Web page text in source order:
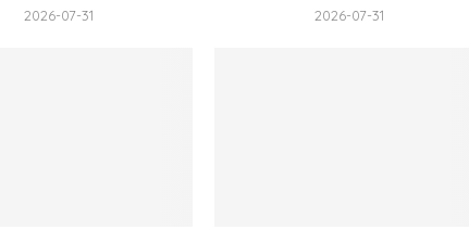
2026-07-31 2026-07-31